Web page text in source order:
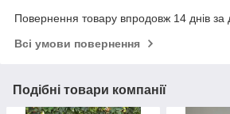
Повернення товару впродовж 14 днів за
Всі умови повернення
Подібні товари компанії